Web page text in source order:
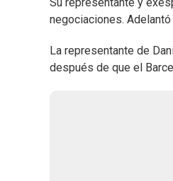
negociaciones.
La representante de
después de que el